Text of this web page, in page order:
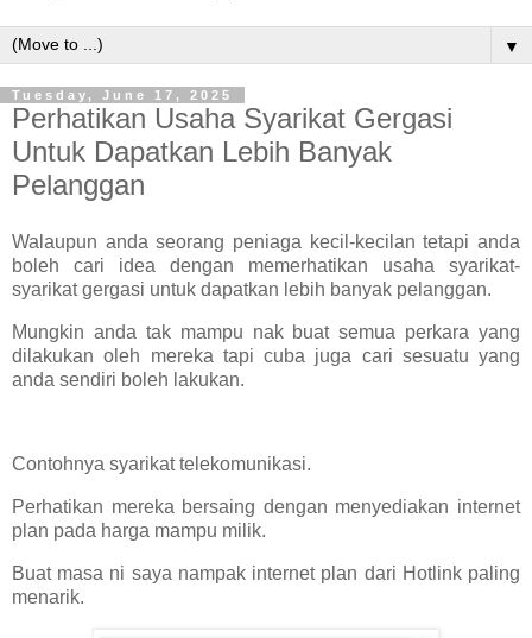
▼
Tuesday, June 17, 2025
Perhatikan Usaha Syarikat Gergasi
Untuk Dapatkan Lebih Banyak
Pelanggan
Walaupun anda seorang peniaga kecil-kecilan tetapi anda
boleh cari idea dengan memerhatikan usaha syarikat-
syarikat gergasi untuk dapatkan lebih banyak pelanggan.
Mungkin anda tak mampu nak buat semua perkara yang
dilakukan oleh mereka tapi cuba juga cari sesuatu yang
anda sendiri boleh lakukan.
Contohnya syarikat telekomunikasi.
Perhatikan mereka bersaing dengan menyediakan internet
plan pada harga mampu milik.
Buat masa ni saya nampak internet plan dari Hotlink paling
menarik.